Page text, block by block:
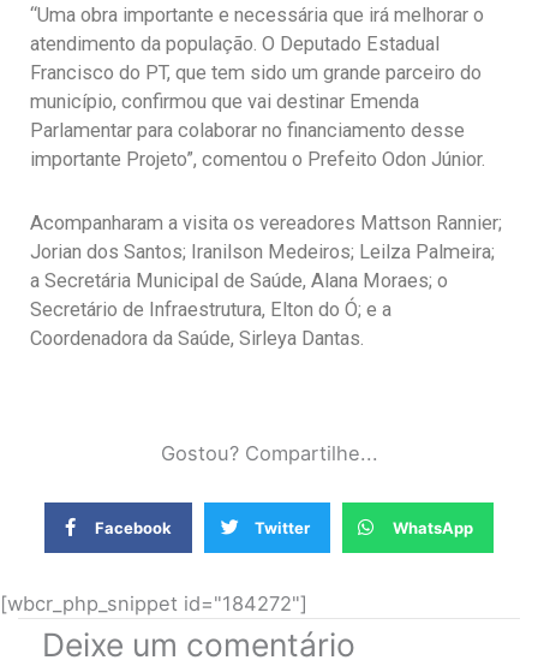
“Uma obra importante e necessária que irá melhorar o
atendimento da população. O Deputado Estadual
Francisco do PT, que tem sido um grande parceiro do
município, confirmou que vai destinar Emenda
Parlamentar para colaborar no financiamento desse
importante Projeto”, comentou o Prefeito Odon Júnior.
Acompanharam a visita os vereadores Mattson Rannier;
Jorian dos Santos; Iranilson Medeiros; Leilza Palmeira;
a Secretária Municipal de Saúde, Alana Moraes; o
Secretário de Infraestrutura, Elton do Ó; e a
Coordenadora da Saúde, Sirleya Dantas.
Gostou? Compartilhe...
Facebook Twitter WhatsApp
[wbcr_php_snippet id="184272"]
Deixe um comentário